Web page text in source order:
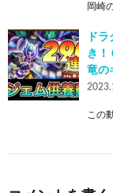
岡崎
ド
き
竜
この